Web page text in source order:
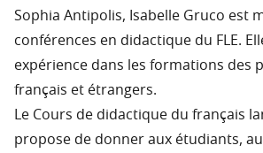
Sophia Antipolis, Isabelle Gruco est
conférences en didactique du FLE.
expérience dans les formations des
français et étrangers.
Le Cours de didactique du français
propose de donner aux étudiants,